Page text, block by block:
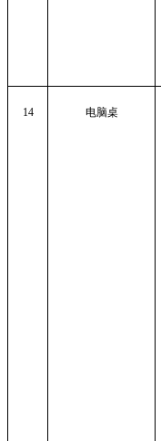
14 电脑桌